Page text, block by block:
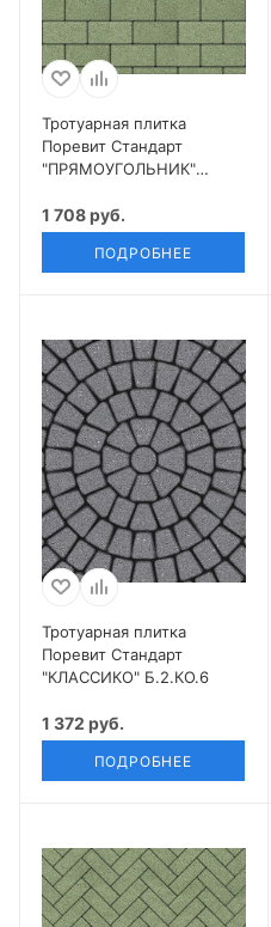
Тротуарная плитка
Поревит Стандарт
"ПРЯМОУГОЛЬНИК"
1 708 руб.
ПОДРОБНЕЕ
Тротуарная плитка
Поревит Стандарт
"КЛАССИКО" Б.2.КО.6
1 372 руб.
ПОДРОБНЕЕ